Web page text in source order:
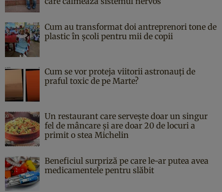
Cum au transformat doi antreprenori tone de
plastic în școli pentru mii de copii
Cum se vor proteja viitorii astronauți de
praful toxic de pe Marte?
Un restaurant care servește doar un singur
fel de mâncare și are doar 20 de locuri a
primit o stea Michelin
Beneficiul surpriză pe care le-ar putea avea
medicamentele pentru slăbit